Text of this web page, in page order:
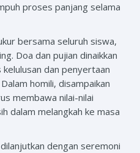
proses panjang selama
bersama seluruh siswa,
Doa dan pujian dinaikkan
dan penyertaan
homili, disampaikan
membawa nilai-nilai
dalam melangkah ke masa
dengan seremoni